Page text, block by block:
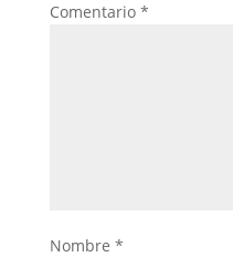
Comentario *
Nombre *